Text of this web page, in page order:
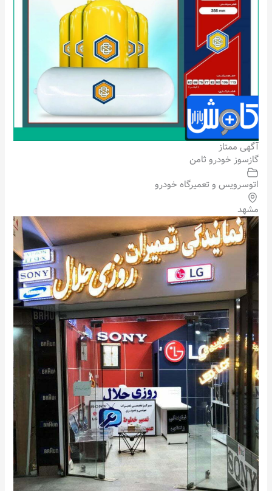
آگهی ممتاز
گازسوز خودرو ثامن
اتوسرویس و تعمیرگاه خودرو
مشهد